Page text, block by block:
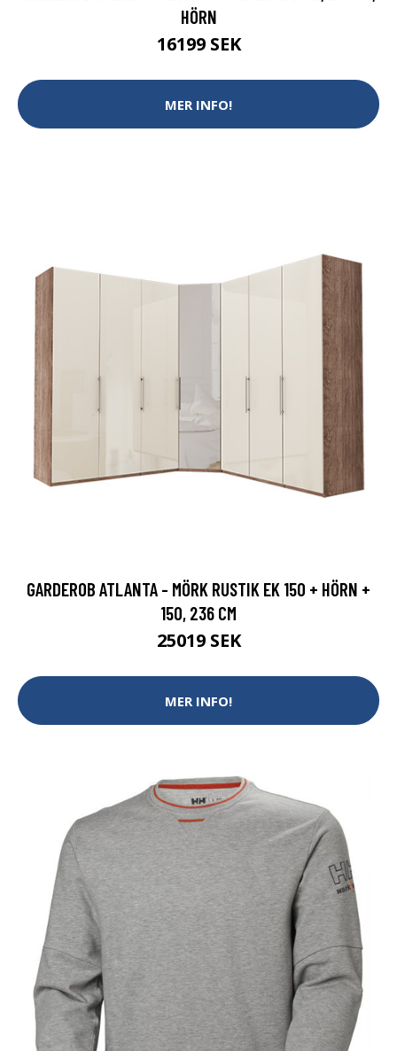
HÖRN
16199 SEK
MER INFO!
GARDEROB ATLANTA - MÖRK RUSTIK EK 150 + HÖRN +
150, 236 CM
25019 SEK
MER INFO!